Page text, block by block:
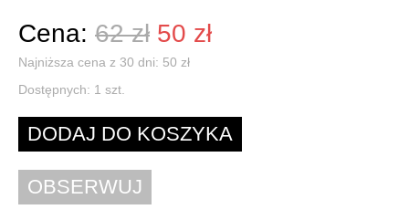
Cena: 62 zł 50 zł
Najniższa cena z 30 dni: 50 zł
Dostępnych: 1 szt.